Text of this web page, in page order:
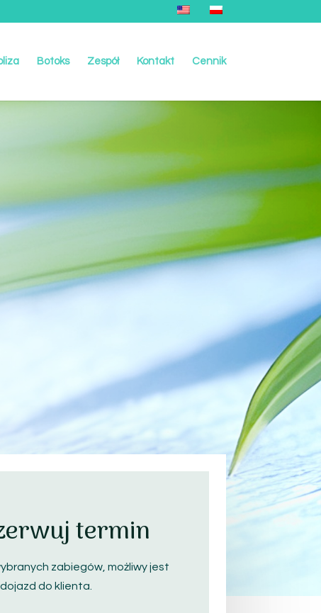
Botoks Zespół Kontakt Cennik
termin
zabiegów, możliwy jest
dojazd do klienta.